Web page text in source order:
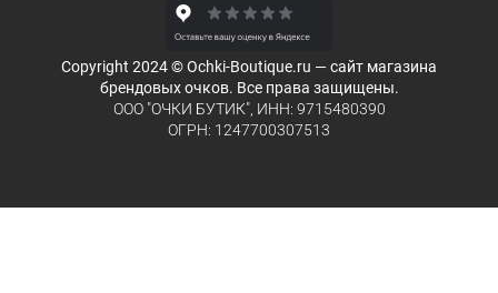
Copyright 2024 © Ochki-Boutique.ru — сайт магазина
брендовых очков. Все права защищены.
ООО "ОЧКИ БУТИК", ИНН: 9715480390
ОГРН: 1247700307513